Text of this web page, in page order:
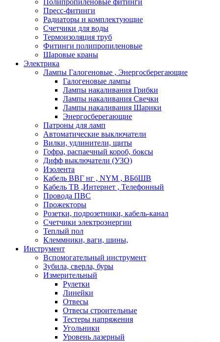
Полипропиленовые фитинги
Пресс-фитинги
Радиаторы и комплектующие
Счетчики для воды
Термоизоляция труб
Фитинги полипропиленовые
Шаровые краны
Электрика
Лампы Галогеновые , Энергосберегающие
Галогеновые лампы
Лампы накаливания Грибки
Лампы накаливания Свечки
Лампы накаливания Шарики
Энергосберегающие
Патроны для ламп
Автоматические выключатели
Вилки, удлинители, щиты
Гофра, распаечный короб, боксы
Дифф выключатели (УЗО)
Изолента
Кабель ВВГ нг , NYM , ВБбШВ
Кабель ТВ ,Интернет , Телефонный
Провода ПВС
Прожекторы
Розетки, подрозетники, кабель-канал
Счетчики электроэнергии
Теплый пол
Клеммники, ваги, шины,
Инструмент
Вспомогательный инструмент
Зубила, сверла, буры
Измерительный
Рулетки
Линейки
Отвесы
Отвесы строительные
Тестеры напряжения
Угольники
Уровень лазерный